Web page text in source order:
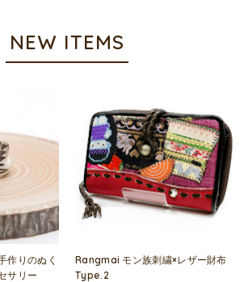
NEW ITEMS
作りのぬく
サリー
Rangmai モン族刺繍×レザー財布
Type.2